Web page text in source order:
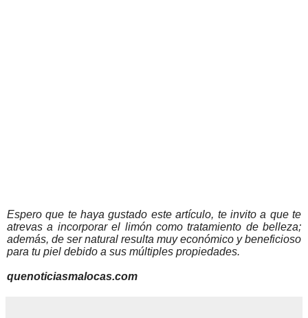
Espero que te haya gustado este artículo, te invito a que te
atrevas a incorporar el limón como tratamiento de belleza;
además, de ser natural resulta muy económico y beneficioso
para tu piel debido a sus múltiples propiedades.
quenoticiasmalocas.com